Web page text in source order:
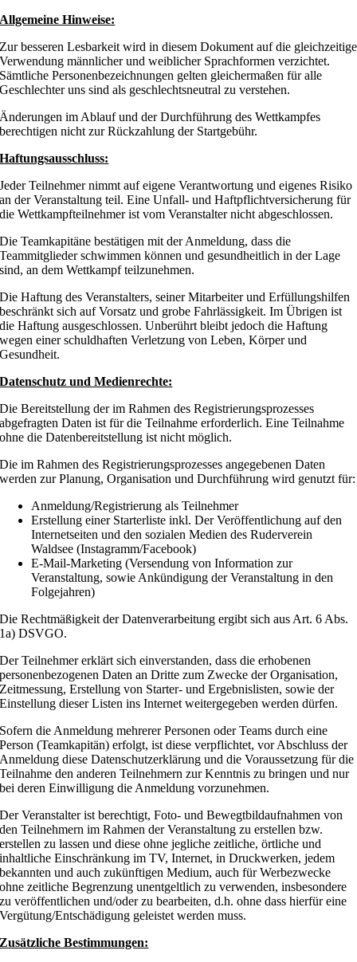
Allgemeine Hinweise:
Zur besseren Lesbarkeit wird in diesem Dokument auf die gleichzeitige
Verwendung männlicher und weiblicher Sprachformen verzichtet.
Sämtliche Personenbezeichnungen gelten gleichermaßen für alle
Geschlechter uns sind als geschlechtsneutral zu verstehen.
Änderungen im Ablauf und der Durchführung des Wettkampfes
berechtigen nicht zur Rückzahlung der Startgebühr.
Haftungsausschluss:
Jeder Teilnehmer nimmt auf eigene Verantwortung und eigenes Risiko
an der Veranstaltung teil. Eine Unfall- und Haftpflichtversicherung für
die Wettkampfteilnehmer ist vom Veranstalter nicht abgeschlossen.
Die Teamkapitäne bestätigen mit der Anmeldung, dass die
Teammitglieder schwimmen können und gesundheitlich in der Lage
sind, an dem Wettkampf teilzunehmen.
Die Haftung des Veranstalters, seiner Mitarbeiter und Erfüllungshilfen
beschränkt sich auf Vorsatz und grobe Fahrlässigkeit. Im Übrigen ist
die Haftung ausgeschlossen. Unberührt bleibt jedoch die Haftung
wegen einer schuldhaften Verletzung von Leben, Körper und
Gesundheit.
Datenschutz und Medienrechte:
Die Bereitstellung der im Rahmen des Registrierungsprozesses
abgefragten Daten ist für die Teilnahme erforderlich. Eine Teilnahme
ohne die Datenbereitstellung ist nicht möglich.
Die im Rahmen des Registrierungsprozesses angegebenen Daten
werden zur Planung, Organisation und Durchführung wird genutzt für:
Anmeldung/Registrierung als Teilnehmer
Erstellung einer Starterliste inkl. Der Veröffentlichung auf den
Internetseiten und den sozialen Medien des Ruderverein
Waldsee (Instagramm/Facebook)
E-Mail-Marketing (Versendung von Information zur
Veranstaltung, sowie Ankündigung der Veranstaltung in den
Folgejahren)
Die Rechtmäßigkeit der Datenverarbeitung ergibt sich aus Art. 6 Abs.
1a) DSVGO.
Der Teilnehmer erklärt sich einverstanden, dass die erhobenen
personenbezogenen Daten an Dritte zum Zwecke der Organisation,
Zeitmessung, Erstellung von Starter- und Ergebnislisten, sowie der
Einstellung dieser Listen ins Internet weitergegeben werden dürfen.
Sofern die Anmeldung mehrerer Personen oder Teams durch eine
Person (Teamkapitän) erfolgt, ist diese verpflichtet, vor Abschluss der
Anmeldung diese Datenschutzerklärung und die Voraussetzung für die
Teilnahme den anderen Teilnehmern zur Kenntnis zu bringen und nur
bei deren Einwilligung die Anmeldung vorzunehmen.
Der Veranstalter ist berechtigt, Foto- und Bewegtbildaufnahmen von
den Teilnehmern im Rahmen der Veranstaltung zu erstellen bzw.
erstellen zu lassen und diese ohne jegliche zeitliche, örtliche und
inhaltliche Einschränkung im TV, Internet, in Druckwerken, jedem
bekannten und auch zukünftigen Medium, auch für Werbezwecke
ohne zeitliche Begrenzung unentgeltlich zu verwenden, insbesondere
zu veröffentlichen und/oder zu bearbeiten, d.h. ohne dass hierfür eine
Vergütung/Entschädigung geleistet werden muss.
Zusätzliche Bestimmungen: